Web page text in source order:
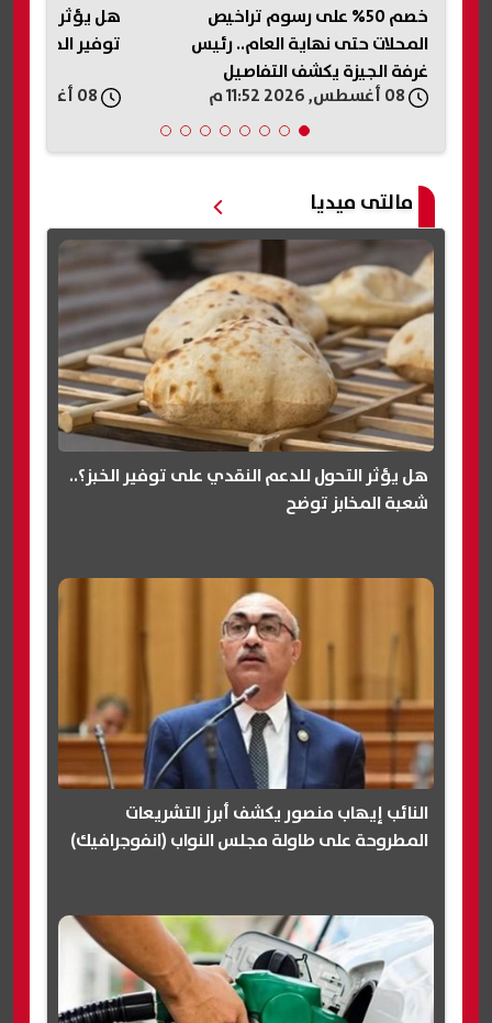
هل يؤثر التحول للدعم النقدي على
توفير الخبز؟.. شعبة المخابز توضح
أحمد عبد
مالتى ميديا
هل يؤثر التحول للدعم النقدي على توفير الخبز؟..
شعبة المخابز توضح
النائب إيهاب منصور يكشف أبرز التشريعات
المطروحة على طاولة مجلس النواب (انفوجرافيك)